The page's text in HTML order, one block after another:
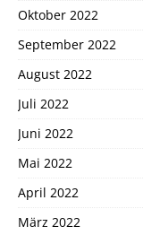
Oktober 2022
September 2022
August 2022
Juli 2022
Juni 2022
Mai 2022
April 2022
März 2022